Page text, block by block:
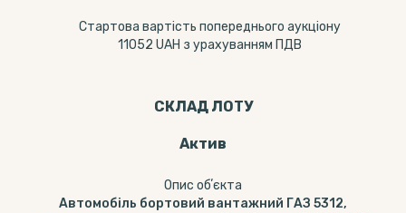
Стартова вартість попереднього аукціону
11052 UAH з урахуванням ПДВ
СКЛАД ЛОТУ
Актив
Опис обʼєкта
Автомобіль бортовий вантажний ГАЗ 5312,